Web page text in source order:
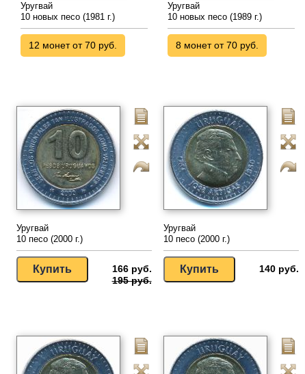
Уругвай
10 новых песо (1981 г.)
12 монет от 70 руб.
Уругвай
10 новых песо (1989 г.)
8 монет от 70 руб.
Уругвай
10 песо (2000 г.)
166 руб.
195 руб.
Уругвай
10 песо (2000 г.)
140 руб.